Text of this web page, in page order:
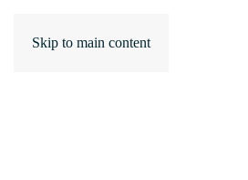
Skip to main content